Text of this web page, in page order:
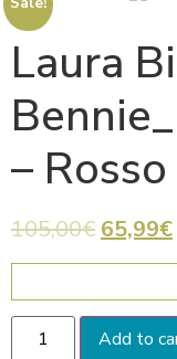
Laura
– Rosso
105,00€ 65,99€
Add to